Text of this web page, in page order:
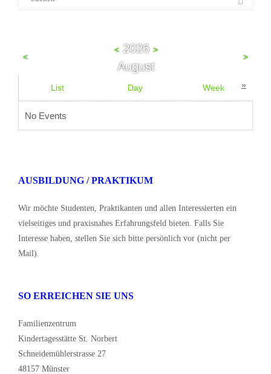
<
<2026 >
August
>
»
List Day Week
No Events
AUSBILDUNG / PRAKTIKUM
Wir möchte Studenten, Praktikanten und allen Interessierten ein
vielseitiges und praxisnahes Erfahrungsfeld bieten. Falls Sie
Interesse haben, stellen Sie sich bitte persönlich vor (nicht per
Mail).
SO ERREICHEN SIE UNS
Familienzentrum
Kindertagesstätte St. Norbert
Schneidemühlerstrasse 27
48157 Münster